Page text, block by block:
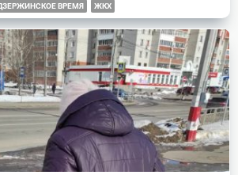
ВРЕМЯ ЖКХ